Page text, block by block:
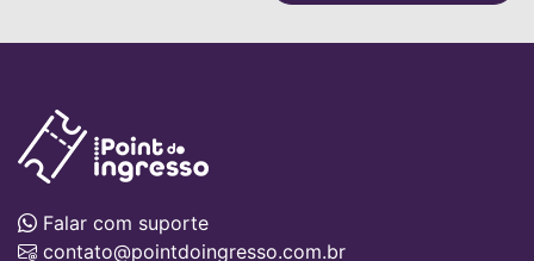
Falar com suporte
contato@pointdoingresso.com.br